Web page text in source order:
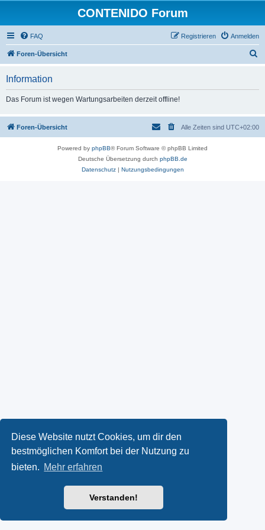
Diese Website nutzt Cookies, um dir den
bestmöglichen Komfort bei der Nutzung zu
bieten. Mehr erfahren
Verstanden!
CONTENIDO Forum
FAQ Anmelden
Registrieren
Foren-Übersicht
Information
Das Forum ist wegen Wartungsarbeiten derzeit offline!
Foren-Übersicht Alle Zeiten sind UTC+02:00
Powered by phpBB® Forum Software © phpBB Limited
Deutsche Übersetzung durch phpBB.de
Datenschutz| Nutzungsbedingungen